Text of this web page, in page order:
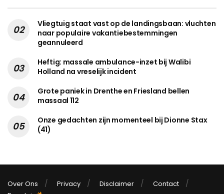
Vliegtuig staat vast op de landingsbaan: vluchten
naar populaire vakantiebestemmingen
geannuleerd
Heftig: massale ambulance-inzet bij Walibi
Holland na vreselijk incident
Grote paniek in Drenthe en Friesland bellen
massaal 112
Onze gedachten zijn momenteel bij Dionne Stax
(41)
Over Ons Privacy Disclaimer
Contact